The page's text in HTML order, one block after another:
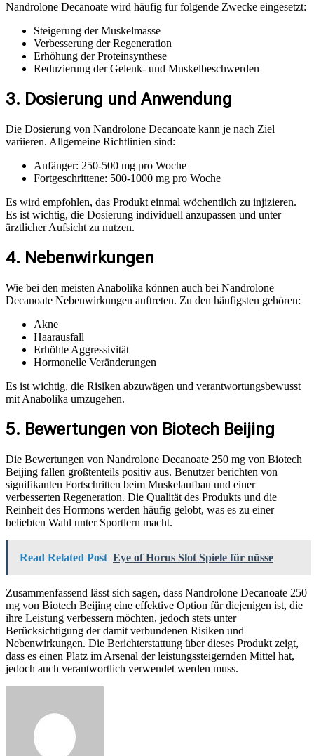
Nandrolone Decanoate wird häufig für folgende Zwecke eingesetzt:
Steigerung der Muskelmasse
Verbesserung der Regeneration
Erhöhung der Proteinsynthese
Reduzierung der Gelenk- und Muskelbeschwerden
3. Dosierung und Anwendung
Die Dosierung von Nandrolone Decanoate kann je nach Ziel
variieren. Allgemeine Richtlinien sind:
Anfänger: 250-500 mg pro Woche
Fortgeschrittene: 500-1000 mg pro Woche
Es wird empfohlen, das Produkt einmal wöchentlich zu injizieren.
Es ist wichtig, die Dosierung individuell anzupassen und unter
ärztlicher Aufsicht zu nutzen.
4. Nebenwirkungen
Wie bei den meisten Anabolika können auch bei Nandrolone
Decanoate Nebenwirkungen auftreten. Zu den häufigsten gehören:
Akne
Haarausfall
Erhöhte Aggressivität
Hormonelle Veränderungen
Es ist wichtig, die Risiken abzuwägen und verantwortungsbewusst
mit Anabolika umzugehen.
5. Bewertungen von Biotech Beijing
Die Bewertungen von Nandrolone Decanoate 250 mg von Biotech
Beijing fallen größtenteils positiv aus. Benutzer berichten von
signifikanten Fortschritten beim Muskelaufbau und einer
verbesserten Regeneration. Die Qualität des Produkts und die
Reinheit des Hormons werden häufig gelobt, was es zu einer
beliebten Wahl unter Sportlern macht.
Read Related Post Eye of Horus Slot Spiele für nüsse
Zusammenfassend lässt sich sagen, dass Nandrolone Decanoate 250
mg von Biotech Beijing eine effektive Option für diejenigen ist, die
ihre Leistung verbessern möchten, jedoch stets unter
Berücksichtigung der damit verbundenen Risiken und
Nebenwirkungen. Die Berichterstattung über dieses Produkt zeigt,
dass es einen Platz im Arsenal der leistungssteigernden Mittel hat,
jedoch auch verantwortlich verwendet werden muss.